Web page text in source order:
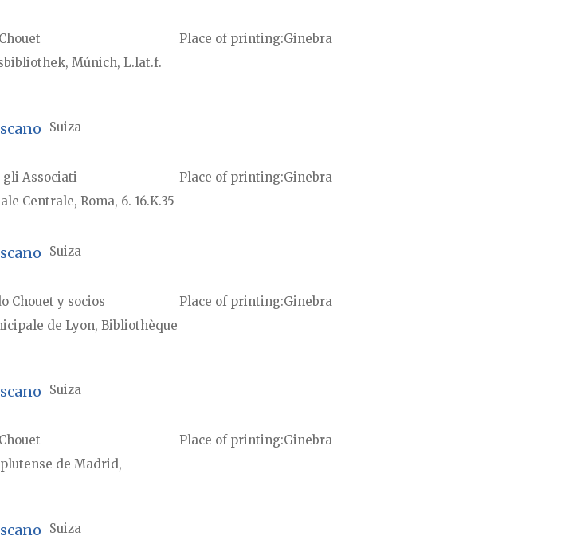
Place of printing Ginebra
Múnich, L.lat.f.
Suiza
gli Associati Place of printing Ginebra
Centrale, Roma, 6. 16.K.35
Suiza
Chouet y socios Place of printing Ginebra
de Lyon, Bibliothèque
Suiza
Place of printing Ginebra
de Madrid,
Suiza